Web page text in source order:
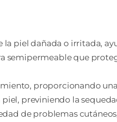
la piel dañada o irritada,
semipermeable que
proporcionando
previniendo la
de problemas